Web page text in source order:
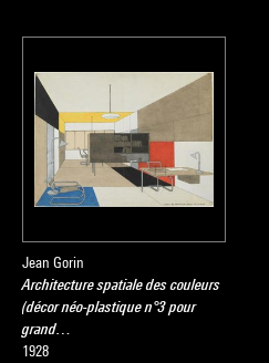
Jean Gorin
Architecture spatiale des couleurs
(décor néo-plastique n°3 pour
grand…
1928